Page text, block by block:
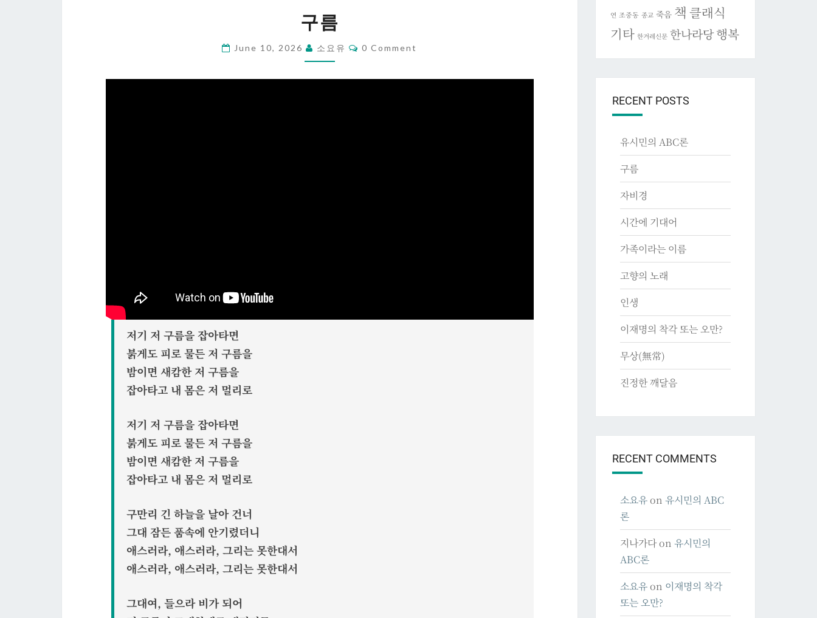
름
구름
June 10, 2026 소요유 Comments
0 Comment
저기 저 구름을 잡아타면
붉게도 피로 물든 저 구름을
밤이면 새캄한 저 구름을
잡아타고 내 몸은 저 멀리로
저기 저 구름을 잡아타면
붉게도 피로 물든 저 구름을
밤이면 새캄한 저 구름을
잡아타고 내 몸은 저 멀리로
구만리 긴 하늘을 날아 건너
그대 잠든 품속에 안기렸더니
애스러라, 애스러라, 그리는 못한대서
애스러라, 애스러라, 그리는 못한대서
그대여, 들으라 비가 되어
연 조중동 종교 죽음 책 클래식
기타 한겨레신문 한나라당 행복
RECENT POSTS
유시민의 ABC론
구름
자비경
시간에 기대어
가족이라는 이름
고향의 노래
인생
이재명의 착각 또는 오만?
무상(無常)
진정한 깨달음
RECENT COMMENTS
소요유on 유시민의 ABC
론
지나가다on 유시민의
ABC론
소요유on 이재명의 착각
또는 오만?